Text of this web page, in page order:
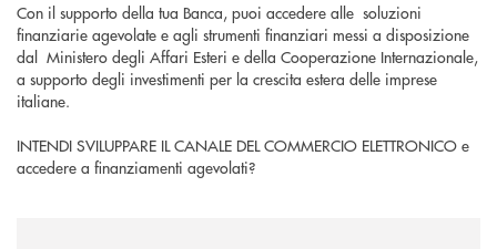
Con il supporto della tua Banca, puoi accedere alle soluzioni
finanziarie agevolate e agli strumenti finanziari messi a disposizione
dal Ministero degli Affari Esteri e della Cooperazione Internazionale,
a supporto degli investimenti per la crescita estera delle imprese
italiane.
INTENDI SVILUPPARE IL CANALE DEL COMMERCIO ELETTRONICO e
accedere a finanziamenti agevolati?